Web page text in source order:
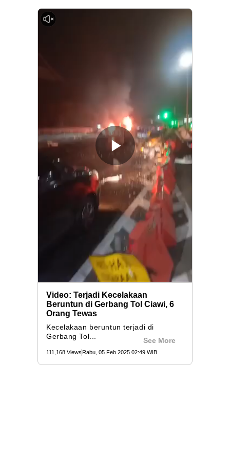
0:00
Memutarkan
Video
Video: Terjadi Kecelakaan
Beruntun di Gerbang Tol Ciawi, 6
Orang Tewas
Kecelakaan beruntun terjadi di
Gerbang Tol...
See More
111,168 Views Rabu, 05 Feb 2025 02:49 WIB